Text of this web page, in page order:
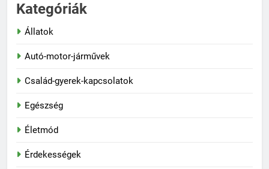
Kategóriák
Állatok
Autó-motor-járművek
Család-gyerek-kapcsolatok
Egészség
Életmód
Érdekességek